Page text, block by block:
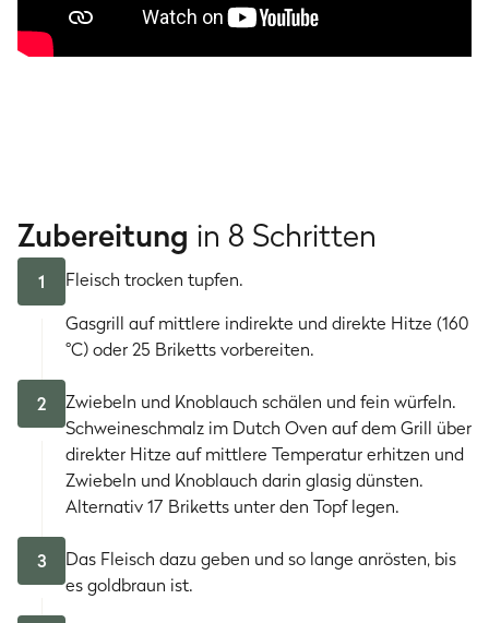
Zubereitung in 8 Schritten
1
Fleisch trocken tupfen.
Gasgrill auf mittlere indirekte und direkte Hitze (160
°C) oder 25 Briketts vorbereiten.
2
Zwiebeln und Knoblauch schälen und fein würfeln.
Schweineschmalz im Dutch Oven auf dem Grill über
direkter Hitze auf mittlere Temperatur erhitzen und
Zwiebeln und Knoblauch darin glasig dünsten.
Alternativ 17 Briketts unter den Topf legen.
3
Das Fleisch dazu geben und so lange anrösten, bis
es goldbraun ist.